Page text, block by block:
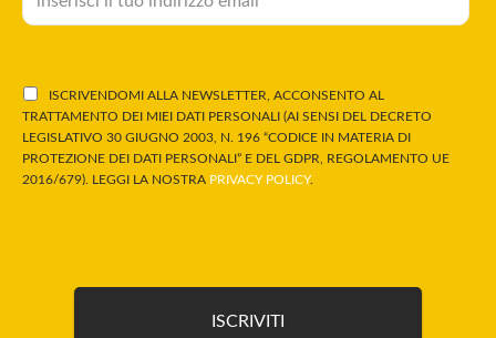
ISCRIVENDOMI ALLA NEWSLETTER, ACCONSENTO AL
TRATTAMENTO DEI MIEI DATI PERSONALI (AI SENSI DEL DECRETO
LEGISLATIVO 30 GIUGNO 2003, N. 196 “CODICE IN MATERIA DI
PROTEZIONE DEI DATI PERSONALI” E DEL GDPR, REGOLAMENTO UE
2016/679). LEGGI LA NOSTRA PRIVACY POLICY.